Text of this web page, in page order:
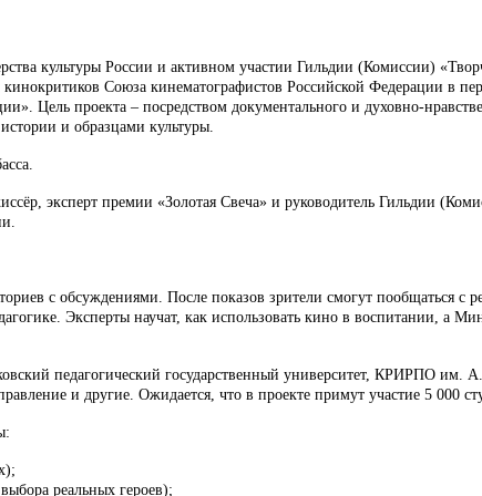
культуры России и активном участии Гильдии (Комиссии)
Союза кинематографистов Российской Федерации в
Цель проекта – посредством документального и духовно-
и образцами культуры.
эксперт премии «Золотая Свеча» и руководитель Гильдии
с обсуждениями. После показов зрители смогут пообщаться с
Эксперты научат, как использовать кино в воспитании, а
педагогический государственный университет, КРИРПО им.
и другие. Ожидается, что в проекте примут участие 5 000
реальных героев);